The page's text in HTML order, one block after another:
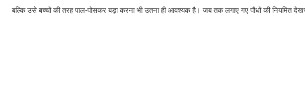
बल्कि उसे बच्चों की तरह पाल-पोसकर बड़ा करना भी उतना ही आवश्यक है। जब तक लगाए गए पौधों की नियमित